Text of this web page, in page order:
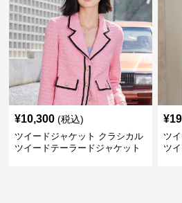
¥10,300 (税込)
ツイードジャケット クラシカル
ツイードテーラードジャケット
¥
ツ
ツ